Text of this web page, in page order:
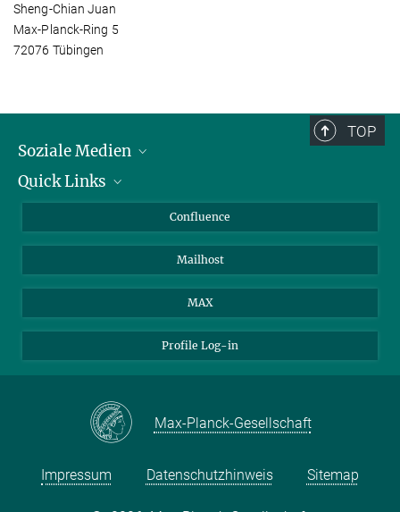
Sheng-Chian Juan
Max-Planck-Ring 5
72076 Tübingen
TOP
Soziale Medien
LinkedIn
Quick Links
Für Journalisten und Journalistinnen
Ihr Weg zu uns
Confluence
Mailhost
MAX
Profile Log-in
Max-Planck-Gesellschaft
Impressum Datenschutzhinweis Sitemap